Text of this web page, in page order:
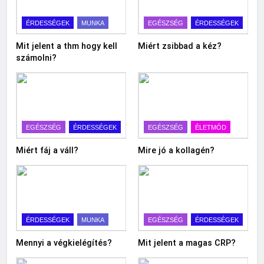
ÉRDESSÉGEK MUNKA
Mit jelent a thm hogy kell
számolni?
EGÉSZSÉG ÉRDESSÉGEK
Miért zsibbad a kéz?
EGÉSZSÉG ÉRDESSÉGEK
Miért fáj a váll?
EGÉSZSÉG ÉLETMÓD
Mire jó a kollagén?
ÉRDESSÉGEK MUNKA
Mennyi a végkielégítés?
EGÉSZSÉG ÉRDESSÉGEK
Mit jelent a magas CRP?